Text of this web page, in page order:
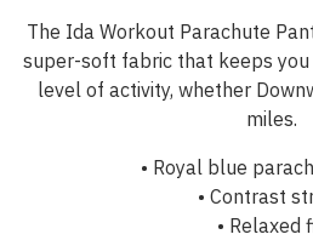
The Ida Workout Parachute
super-soft fabric that keeps
level of activity, whether
miles.
• Royal blue
• Contrast
• Relaxed